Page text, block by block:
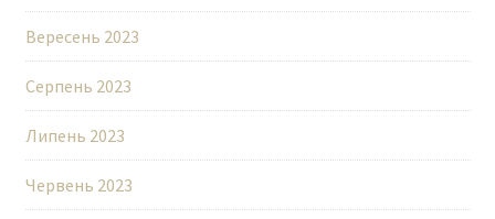
Вересень 2023
Серпень 2023
Липень 2023
Червень 2023